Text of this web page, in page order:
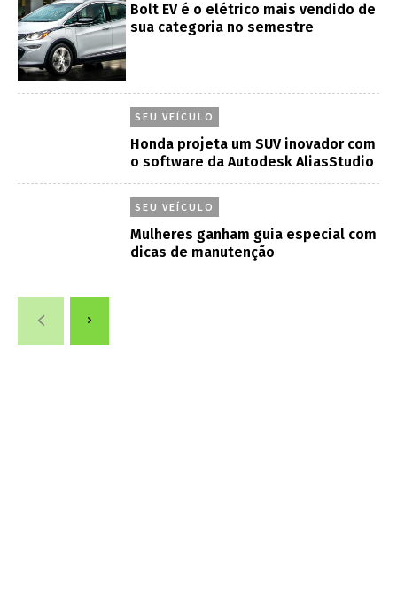
Bolt EV é o elétrico mais vendido de
sua categoria no semestre
SEU VEÍCULO
Honda projeta um SUV inovador com
o software da Autodesk AliasStudio
SEU VEÍCULO
Mulheres ganham guia especial com
dicas de manutenção